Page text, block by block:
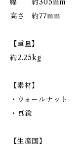
幅 約305mm
高さ 約77mm
【重量】
約2.25kg
【素材】
・ウォールナット
・真鍮
【生産国】